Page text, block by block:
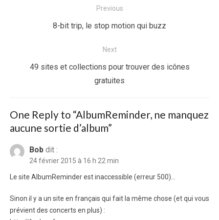
Previous
Previous
8-bit trip, le stop motion qui buzz
Next
Next49 sites et collections pour trouver des icônes
gratuites
One Reply to “AlbumReminder, ne manquez
aucune sortie d’album”
Bob dit :
24 février 2015 à 16 h 22 min
Le site AlbumReminder est inaccessible (erreur 500)…
Sinon il y a un site en français qui fait la même chose (et qui vous
prévient des concerts en plus) :